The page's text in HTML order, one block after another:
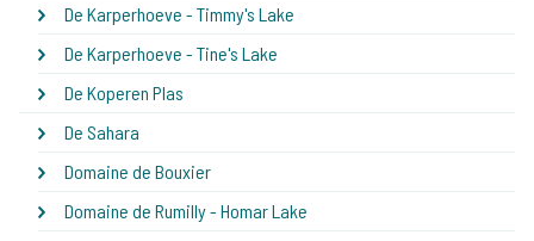
De Karperhoeve - Timmy's Lake
De Karperhoeve - Tine's Lake
De Koperen Plas
De Sahara
Domaine de Bouxier
Domaine de Rumilly - Homar Lake